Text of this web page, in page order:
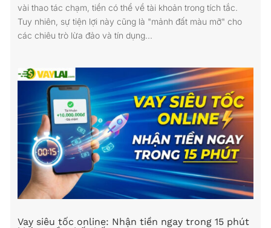
vài thao tác chạm, tiền có thể về tài khoản trong tích tắc.
Tuy nhiên, sự tiện lợi này cũng là "mảnh đất màu mỡ" cho
các chiêu trò lừa đảo và tín dụng...
Vay siêu tốc online: Nhận tiền ngay trong 15 phút